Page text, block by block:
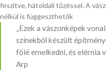
feszítve, hátoldali tűzéssel. A
nélkül is függeszthetők
„Ezek a vászonképek
színekből készült
fölé emelkedni, és elérnia
Arp